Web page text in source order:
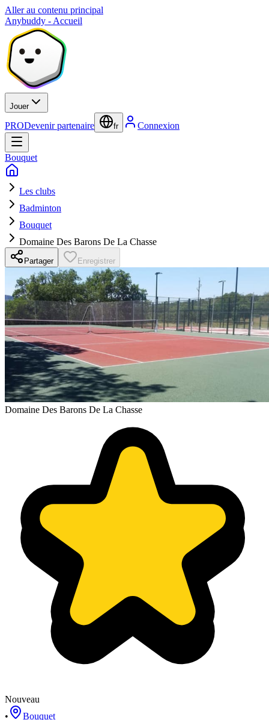
Aller au contenu principal
Anybuddy - Accueil
Jouer
PRODevenir partenaire fr Connexion
Bouquet
Les clubs
Badminton
Bouquet
Domaine Des Barons De La Chasse
Partager Enregistrer
Domaine Des Barons De La Chasse
Nouveau
•
Bouquet